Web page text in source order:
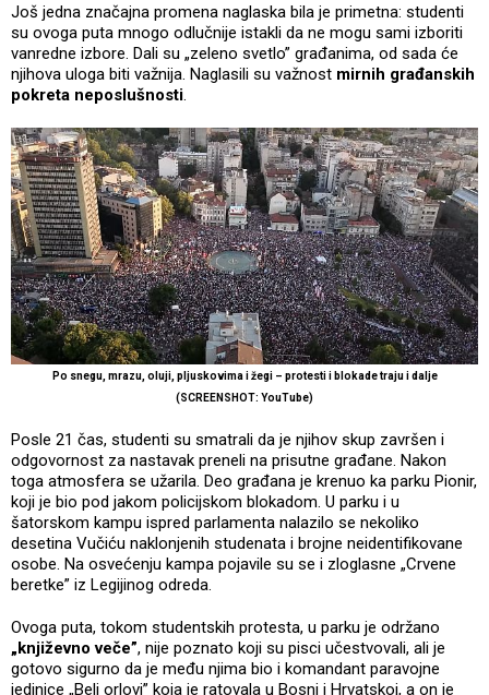
Još jedna značajna promena naglaska bila je primetna: studenti
su ovoga puta mnogo odlučnije istakli da ne mogu sami izboriti
vanredne izbore. Dali su „zeleno svetlo” građanima, od sada će
njihova uloga biti važnija. Naglasili su važnost mirnih građanskih
pokreta neposlušnosti.
Po snegu, mrazu, oluji, pljuskovima i žegi – protesti i blokade traju i dalje
(SCREENSHOT: YouTube)
Posle 21 čas, studenti su smatrali da je njihov skup završen i
odgovornost za nastavak preneli na prisutne građane. Nakon
toga atmosfera se užarila. Deo građana je krenuo ka parku Pionir,
koji je bio pod jakom policijskom blokadom. U parku i u
šatorskom kampu ispred parlamenta nalazilo se nekoliko
desetina Vučiću naklonjenih studenata i brojne neidentifikovane
osobe. Na osvećenju kampa pojavile su se i zloglasne „Crvene
beretke” iz Legijinog odreda.
Ovoga puta, tokom studentskih protesta, u parku je održano
„književno veče”, nije poznato koji su pisci učestvovali, ali je
gotovo sigurno da je među njima bio i komandant paravojne
jedinice „Beli orlovi” koja je ratovala u Bosni i Hrvatskoj, a on je